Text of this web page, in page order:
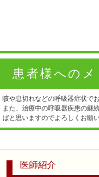
患者様へのメ
咳や息切れなどの呼吸器症状で
また、治療中の呼吸器疾患の継
ばと思いますのでよろしくお願
医師紹介